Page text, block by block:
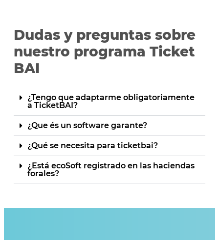
Dudas y preguntas sobre
nuestro programa Ticket
BAI
¿Tengo que adaptarme obligatoriamente
a TicketBAI?
¿Que és un software garante?
¿Qué se necesita para ticketbai?
¿Está ecoSoft registrado en las haciendas
forales?